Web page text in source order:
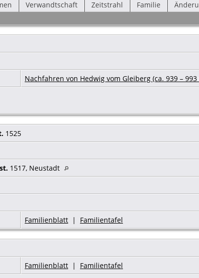
Verwandtschaft Zeitstrahl Familie
Nachfahren von Hedwig vom Gleiberg (ca. 939 – 993
1525
1517, Neustadt
Familienblatt | Familientafel
Familienblatt | Familientafel